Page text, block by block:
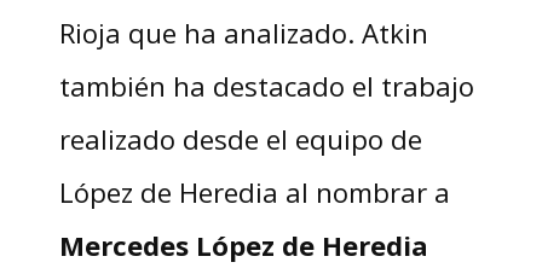
Rioja que ha analizado. Atkin
también ha destacado el trabajo
realizado desde el equipo de
López de Heredia al nombrar a
Mercedes López de Heredia